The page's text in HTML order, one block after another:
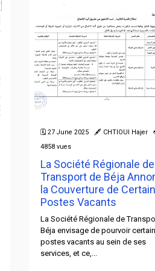
🗓 27 June 2025 🖋 CHTIOUI Hajer
4858 vues
La Société Régionale de
Transport de Béja
la Couverture de
Postes Vacants
La Société Régionale de
Béja envisage de pourvoir
postes vacants au sein de ses
services, et ce,...